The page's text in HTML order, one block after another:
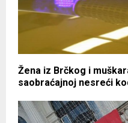
Žena iz Brčkog i
saobraćajnoj nesreći